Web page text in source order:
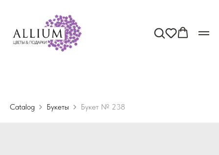
Catalog Букеты Букет № 238